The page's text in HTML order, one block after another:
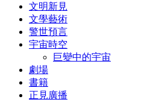
文明新見
文學藝術
警世預言
宇宙時空
巨變中的宇宙
劇場
書籍
正見廣播